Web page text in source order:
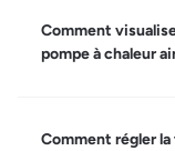
Comment
pompe à chaleur
Comment régler